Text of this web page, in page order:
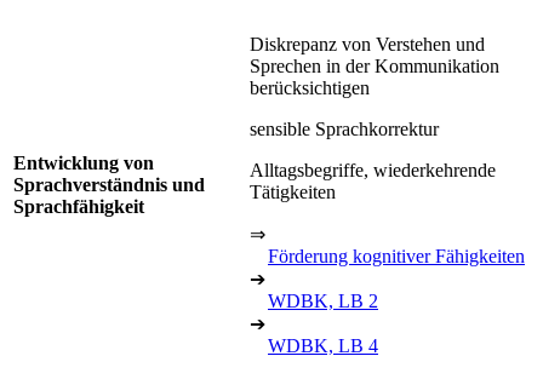
Entwicklung von
Sprachverständnis und
Sprachfähigkeit
Diskrepanz von Verstehen und
Sprechen in der Kommunikation
berücksichtigen
sensible Sprachkorrektur
Alltagsbegriffe, wiederkehrende
Tätigkeiten
⇒
Förderung kognitiver Fähigkeiten
➔
WDBK, LB 2
➔
WDBK, LB 4